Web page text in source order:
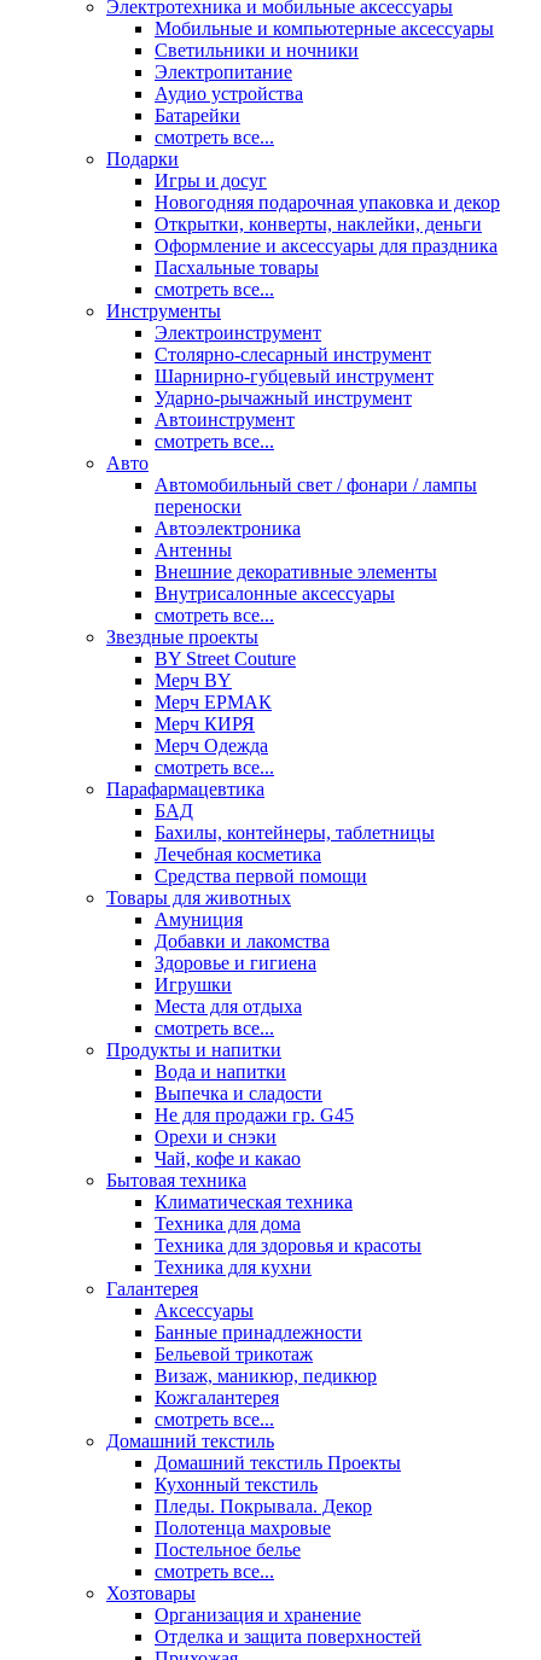
Электротехника и мобильные аксессуары
Мобильные и компьютерные аксессуары
Светильники и ночники
Электропитание
Аудио устройства
Батарейки
смотреть все...
Подарки
Игры и досуг
Новогодняя подарочная упаковка и декор
Открытки, конверты, наклейки, деньги
Оформление и аксессуары для праздника
Пасхальные товары
смотреть все...
Инструменты
Электроинструмент
Столярно-слесарный инструмент
Шарнирно-губцевый инструмент
Ударно-рычажный инструмент
Автоинструмент
смотреть все...
Авто
Автомобильный свет / фонари / лампы
переноски
Автоэлектроника
Антенны
Внешние декоративные элементы
Внутрисалонные аксессуары
смотреть все...
Звездные проекты
BY Street Couture
Мерч BY
Мерч ЕРМАК
Мерч КИРЯ
Мерч Одежда
смотреть все...
Парафармацевтика
БАД
Бахилы, контейнеры, таблетницы
Лечебная косметика
Средства первой помощи
Товары для животных
Амуниция
Добавки и лакомства
Здоровье и гигиена
Игрушки
Места для отдыха
смотреть все...
Продукты и напитки
Вода и напитки
Выпечка и сладости
Не для продажи гр. G45
Орехи и снэки
Чай, кофе и какао
Бытовая техника
Климатическая техника
Техника для дома
Техника для здоровья и красоты
Техника для кухни
Галантерея
Аксессуары
Банные принадлежности
Бельевой трикотаж
Визаж, маникюр, педикюр
Кожгалантерея
смотреть все...
Домашний текстиль
Домашний текстиль Проекты
Кухонный текстиль
Пледы. Покрывала. Декор
Полотенца махровые
Постельное белье
смотреть все...
Хозтовары
Организация и хранение
Отделка и защита поверхностей